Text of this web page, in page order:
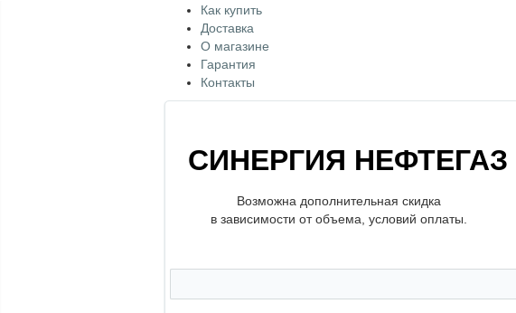
Как купить
Доставка
О магазине
Гарантия
Контакты
СИНЕРГИЯ НЕФТЕГАЗ
Возможна дополнительная скидка
в зависимости от объема, условий оплаты.